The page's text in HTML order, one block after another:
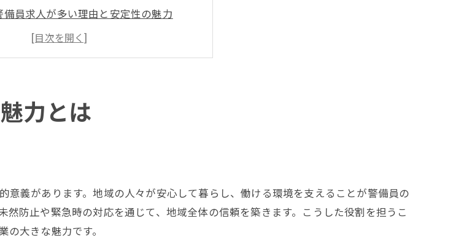
備員求人が多い理由と安定性の魅力
が未経験でも始めやすいポイント
や夜勤勤務のやりがいを体験談で紹介
備会社選びが仕事満足度に与える影響
や夜勤手当を徹底解説
警備員の収入に及ぼすメリット
社員求人とアルバイトの収入比較
業務の年収アップにつながる働き方
で注目したい福利厚生や待遇面
力とは
義があります。地域の人々が安心して暮らし、働ける環境を支えることが警備員の
防止や緊急時の対応を通じて、地域全体の信頼を築きます。こうした役割を担うこ
大きな魅力です。